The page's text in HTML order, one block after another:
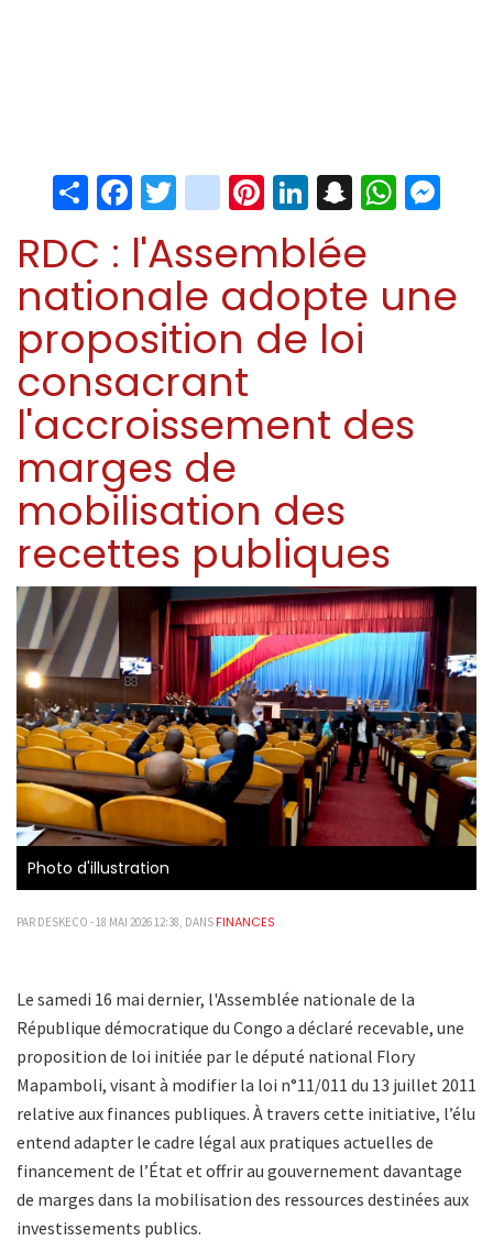
ShareFacebook
Twitter
instagram
Pinterest
LinkedIn
Snapchat
RDC : l'Assemblée
nationale adopte une
proposition de loi
consacrant
l'accroissement des
marges de
mobilisation des
recettes publiques
Photo d'illustration
PAR DESKECO - 18 MAI 2026 12:38, DANS FINANCES
Le samedi 16 mai dernier, l'Assemblée nationale de la
République démocratique du Congo a déclaré recevable, une
proposition de loi initiée par le député national Flory
Mapamboli, visant à modifier la loi n°11/011 du 13 juillet 2011
relative aux finances publiques. À travers cette initiative, l’élu
entend adapter le cadre légal aux pratiques actuelles de
financement de l’État et offrir au gouvernement davantage
de marges dans la mobilisation des ressources destinées aux
investissements publics.